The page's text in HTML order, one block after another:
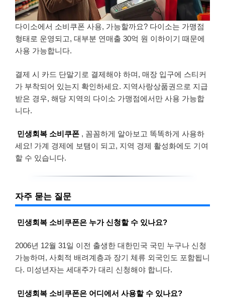
다이소에서 소비쿠폰 사용, 가능할까요? 다이소는 가맹점
형태로 운영되고, 대부분 연매출 30억 원 이하이기 때문에
사용 가능합니다.
결제 시 카드 단말기로 결제해야 하며, 매장 입구에 스티커
가 부착되어 있는지 확인하세요. 지역사랑상품권으로 지급
받은 경우, 해당 지역의 다이소 가맹점에서만 사용 가능합
니다.
민생회복 소비쿠폰 , 꼼꼼하게 알아보고 똑똑하게 사용하
세요! 가계 경제에 보탬이 되고, 지역 경제 활성화에도 기여
할 수 있습니다.
자주 묻는 질문
민생회복 소비쿠폰은 누가 신청할 수 있나요?
2006년 12월 31일 이전 출생한 대한민국 국민 누구나 신청
가능하며, 사회적 배려계층과 장기 체류 외국인도 포함됩니
다. 미성년자는 세대주가 대리 신청해야 합니다.
민생회복 소비쿠폰은 어디에서 사용할 수 있나요?